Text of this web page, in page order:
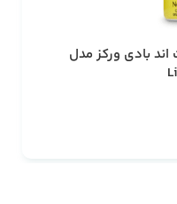
بادی ورکز مدل